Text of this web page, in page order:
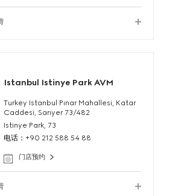
Istanbul Istinye Park AVM
Turkey Istanbul Pınar Mahallesi, Katar
Caddesi, Sarıyer 73/482
Istinye Park, 73
电话：+90 212 588 54 88
门店预约